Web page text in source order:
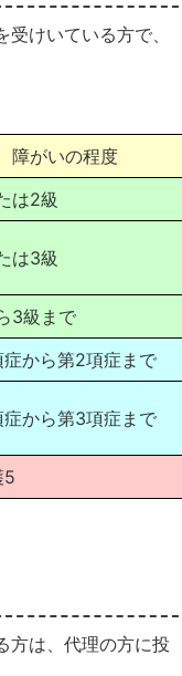
けいている方で、
障がいの程度
は2級
は3級
3級まで
症から第2項症まで
症から第3項症まで
5
方は、代理の方に投